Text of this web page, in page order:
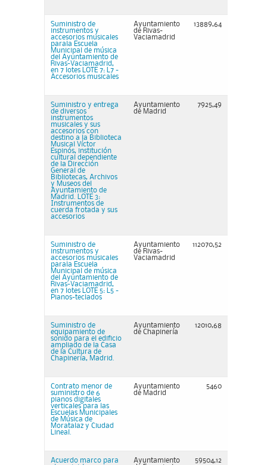
Suministro de
instrumentos y
accesorios musicales
parala Escuela
Municipal de música
del Ayuntamiento de
Rivas-Vaciamadrid,
en 7 lotes LOTE 7: L7 -
Accesorios musicales
Ayuntamiento
de Rivas-
Vaciamadrid
13889,64
Suministro y entrega
de diversos
instrumentos
musicales y sus
accesorios con
destino a la Biblioteca
Musical Víctor
Espinós, institución
cultural dependiente
de la Dirección
General de
Bibliotecas, Archivos
y Museos del
Ayuntamiento de
Madrid. LOTE 3:
Instrumentos de
cuerda frotada y sus
accesorios
Ayuntamiento
de Madrid
7925,49
Suministro de
instrumentos y
accesorios musicales
parala Escuela
Municipal de música
del Ayuntamiento de
Rivas-Vaciamadrid,
en 7 lotes LOTE 5: L5 -
Pianos-teclados
Ayuntamiento
de Rivas-
Vaciamadrid
112070,52
Suministro de
equipamiento de
sonido para el edificio
ampliado de la Casa
de la Cultura de
Chapinería, Madrid.
Ayuntamiento
de Chapinería
12010,68
Contrato menor de
suministro de 6
pianos digitales
verticales para las
Escuelas Municipales
de Música de
Moratalaz y Ciudad
Lineal.
Ayuntamiento
de Madrid
5460
Acuerdo marco para
Ayuntamiento
59504,12